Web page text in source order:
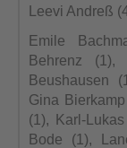
Leevi Andreß
Emile
Behrenz (1),
Beushausen
Gina
(1), Karl-
Bode (1),